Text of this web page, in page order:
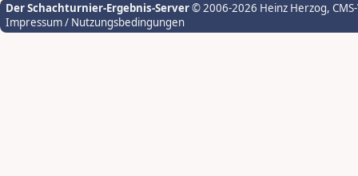
Der Schachturnier-Ergebnis-Server© 2006-2026 Heinz Herzog,
Impressum / Nutzungsbedingungen